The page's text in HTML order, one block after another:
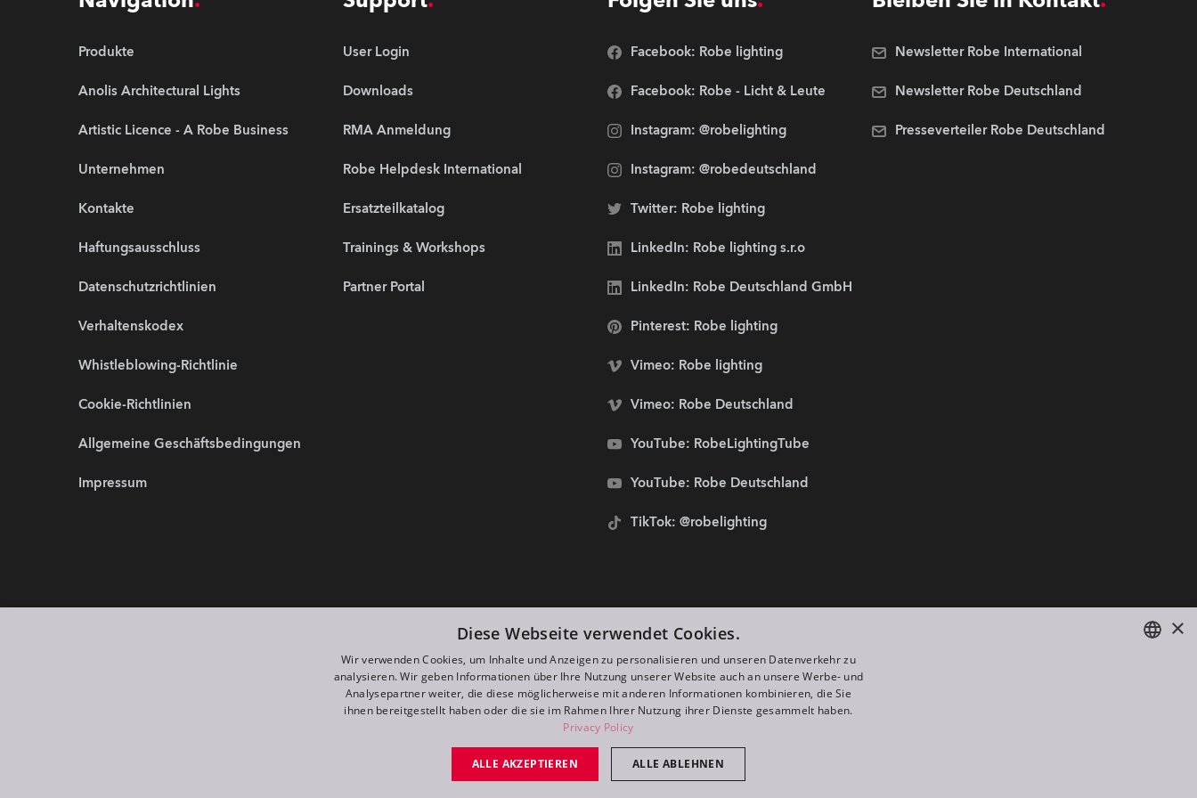
Produkte
Anolis Architectural Lights
Artistic Licence - A Robe Business
Unternehmen
Kontakte
Haftungsausschluss
Datenschutzrichtlinien
Verhaltenskodex
Whistleblowing-Richtlinie
Cookie-Richtlinien
Allgemeine Geschäftsbedingungen
Impressum
User Login
Downloads
RMA Anmeldung
Robe Helpdesk International
Ersatzteilkatalog
Trainings & Workshops
Partner Portal
Facebook: Robe lighting
Facebook: Robe - Licht & Leute
Instagram: @robelighting
Instagram: @robedeutschland
Twitter: Robe lighting
LinkedIn: Robe lighting s.r.o
LinkedIn: Robe Deutschland GmbH
Pinterest: Robe lighting
Vimeo: Robe lighting
Vimeo: Robe Deutschland
YouTube: RobeLightingTube
YouTube: Robe Deutschland
TikTok: @robelighting
Newsletter Robe International
Newsletter Robe Deutschland
Presseverteiler Robe Deutschland
×
Diese Webseite verwendet Cookies.
Wir verwenden Cookies, um Inhalte und Anzeigen zu personalisieren und unseren Datenverkehr zu
analysieren. Wir geben Informationen über Ihre Nutzung unserer Website auch an unsere Werbe- und
Analysepartner weiter, die diese möglicherweise mit anderen Informationen kombinieren, die Sie
ihnen bereitgestellt haben oder die sie im Rahmen Ihrer Nutzung ihrer Dienste gesammelt haben.
Privacy Policy
ALLE AKZEPTIEREN ALLE ABLEHNEN